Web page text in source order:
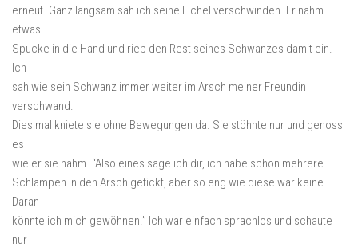
erneut. Ganz langsam sah ich seine Eichel verschwinden. Er nahm
etwas
Spucke in die Hand und rieb den Rest seines Schwanzes damit ein.
Ich
sah wie sein Schwanz immer weiter im Arsch meiner Freundin
verschwand.
Dies mal kniete sie ohne Bewegungen da. Sie stöhnte nur und genoss
es
wie er sie nahm. “Also eines sage ich dir, ich habe schon mehrere
Schlampen in den Arsch gefickt, aber so eng wie diese war keine.
Daran
könnte ich mich gewöhnen.” Ich war einfach sprachlos und schaute
nur